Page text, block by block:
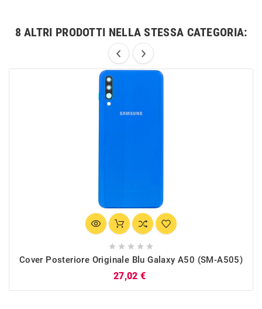
8 ALTRI PRODOTTI NELLA STESSA CATEGORIA:
    
Cover Posteriore Originale Blu Galaxy A50 (SM-A505)
27,02 €